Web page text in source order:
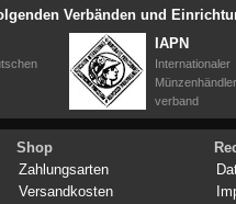
Verbänden und
IAPN
Internationaler
verband
Shop
Zahlungsarten
Versandkosten